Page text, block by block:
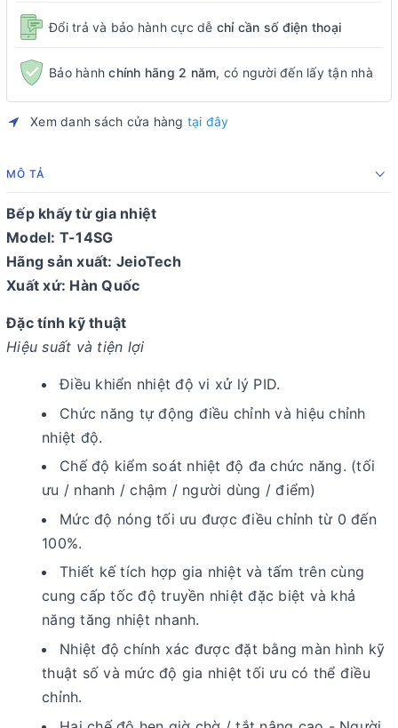
Đổi trả và bảo hành cực dễ chỉ cần số điện thoại
Bảo hànhchính hãng 2 năm, có người đến lấy tận nhà
Xem danh sách cửa hàng tại đây
MÔ TẢ
Bếp khấy từ gia nhiệt
Model: T-14SG
Hãng sản xuất: JeioTech
Xuất xứ: Hàn Quốc
Đặc tính kỹ thuật
Hiệu suất và tiện lợi
Điều khiển nhiệt độ vi xử lý PID.
Chức năng tự động điều chỉnh và hiệu chỉnh
nhiệt độ.
Chế độ kiểm soát nhiệt độ đa chức năng. (tối
ưu / nhanh / chậm / người dùng / điểm)
Mức độ nóng tối ưu được điều chỉnh từ 0 đến
100%.
Thiết kế tích hợp gia nhiệt và tấm trên cùng
cung cấp tốc độ truyền nhiệt đặc biệt và khả
năng tăng nhiệt nhanh.
Nhiệt độ chính xác được đặt bằng màn hình kỹ
thuật số và mức độ gia nhiệt tối ưu có thể điều
chỉnh.